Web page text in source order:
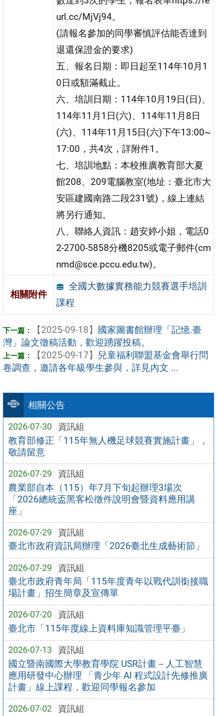
相關公告
2026-07-30 資訊組
教育部修正「115年無人機足球競賽實施計畫」，
敬請留意
2026-07-29 資訊組
農業部自本（115）年7月下旬起辦理3場次
「2026總統盃黑客松徵件說明會暨資料應用講
座」
2026-07-29 資訊組
臺北市政府資訊局辦理「2026臺北生成藝術節」
2026-07-29 資訊組
臺北市政府青年局「115年度青年以戰代訓銜接職
場計畫」招生簡章及宣傳單
2026-07-20 資訊組
臺北市「115年度線上資料庫知識管理平臺」
2026-07-13 資訊組
國立暨南國際大學教育學院 USR計畫－人工智慧
應用研發中心辦理 「青少年 AI 程式設計先修推廣
計畫」線上課程，歡迎同學報名參加
2026-07-02 資訊組
url.cc/MjVj94。
(請報名參加的同學審慎評估能否達到
退還保證金的要求)
五、報名日期：即日起至114年10月1
0日或額滿截止。
六、培訓日期：114年10月19日(日)、
114年11月1日(六)、114年11月8日
(六)、114年11月15日(六)下午13:00~
17:00，共4次，詳附件1。
七、培訓地點：本校推廣教育部大夏
館208、209電腦教室(地址：臺北市大
安區建國南路二段231號)，線上連結
將另行通知。
八、聯絡人資訊：趙安婷小姐，電話0
2-2700-5858分機8205或電子郵件(cm
nmd@sce.pccu.edu.tw)。
相關附件
全國大數據實務能力競賽選手培訓
課程
【2025-09-18】 國家圖書館辦理「記憶.臺
灣」論文徵稿活動，歡迎踴躍投稿。
【2025-09-17】 兒童福利聯盟基金會舉行問
卷調查，邀請各年級學生參與，詳見內文 ...